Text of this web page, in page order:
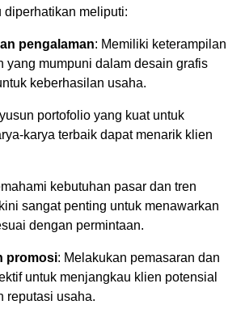
diperhatikan meliputi:
pengalaman: Memiliki keterampilan
yang mumpuni dalam desain grafis
keberhasilan usaha.
portofolio yang kuat untuk
karya terbaik dapat menarik klien
kebutuhan pasar dan tren
sangat penting untuk menawarkan
dengan permintaan.
promosi: Melakukan pemasaran dan
untuk menjangkau klien potensial
reputasi usaha.